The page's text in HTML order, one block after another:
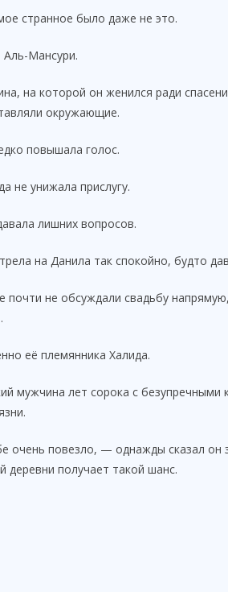
странное было даже не это.
Мансури.
на которой он женился ради
окружающие.
повышала голос.
не унижала прислугу.
лишних вопросов.
на Данила так спокойно, будто
почти не обсуждали свадьбу
её племянника Халида.
мужчина лет сорока с
очень повезло, — однажды сказал он
деревни получает такой шанс.